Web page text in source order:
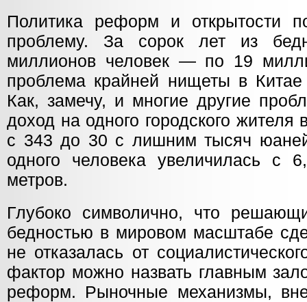
Политика реформ и открытости
проблему. За сорок лет из
миллионов человек — по 19
проблема крайней нищеты в Китае
Как, замечу, и многие другие
доход на одного городского жителя
с 343 до 30 с лишним тысяч
одного человека увеличилась с
метров.
Глубоко символично, что
бедностью в мировом масштабе
не отказалась от
фактор можно назвать главным
реформ. Рыночные механизмы,